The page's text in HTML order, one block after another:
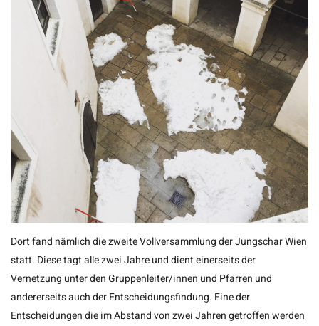
Dort fand nämlich die zweite Vollversammlung der Jungschar Wien
statt. Diese tagt alle zwei Jahre und dient einerseits der
Vernetzung unter den Gruppenleiter/innen und Pfarren und
andererseits auch der Entscheidungsfindung. Eine der
Entscheidungen die im Abstand von zwei Jahren getroffen werden